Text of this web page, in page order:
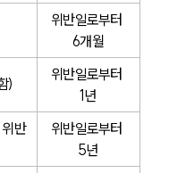
위반일로부터
6개월
)
위반일로부터
1년
반
위반일로부터
5년